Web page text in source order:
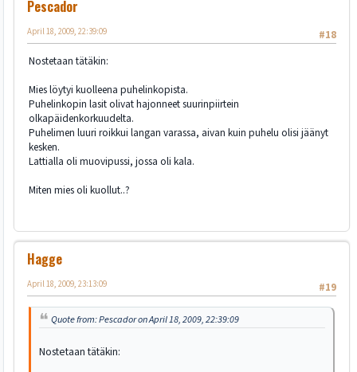
Pescador
#18
April 18, 2009, 22:39:09
Nostetaan tätäkin:
Mies löytyi kuolleena puhelinkopista.
Puhelinkopin lasit olivat hajonneet suurinpiirtein
olkapäidenkorkuudelta.
Puhelimen luuri roikkui langan varassa, aivan kuin puhelu olisi jäänyt
kesken.
Lattialla oli muovipussi, jossa oli kala.
Miten mies oli kuollut..?
Hagge
#19
April 18, 2009, 23:13:09
Quote from: Pescador on April 18, 2009, 22:39:09
Nostetaan tätäkin: